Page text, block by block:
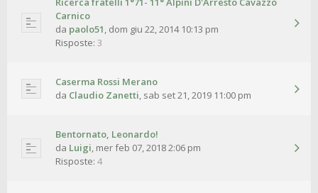
Carnico
da paolo51, dom giu 22, 2014 10:13 pm
Risposte: 3
Caserma Rossi Merano
da Claudio Zanetti, sab set 21, 2019 11:00 pm
Bentornato, Leonardo!
da Luigi, mer feb 07, 2018 2:06 pm
Risposte: 4